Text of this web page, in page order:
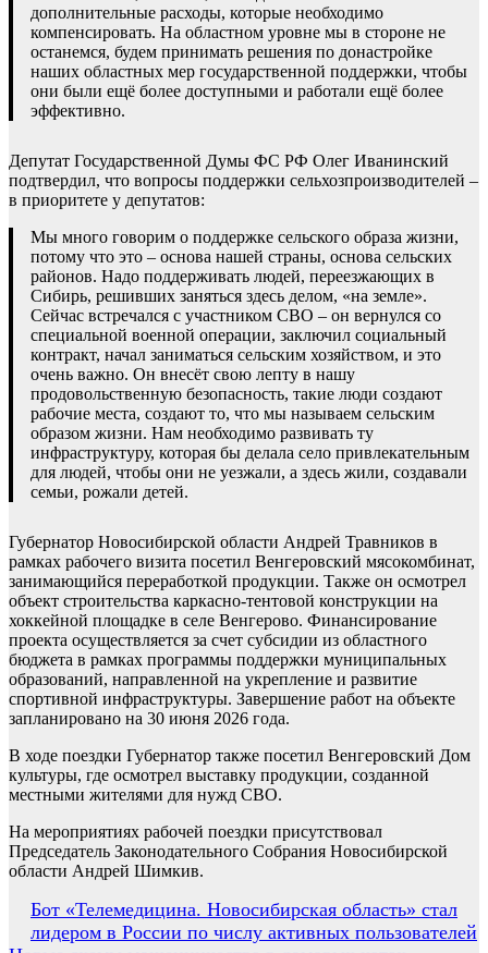
дополнительные расходы, которые необходимо
компенсировать. На областном уровне мы в стороне не
останемся, будем принимать решения по донастройке
наших областных мер государственной поддержки, чтобы
они были ещё более доступными и работали ещё более
эффективно.
Депутат Государственной Думы ФС РФ Олег Иванинский
подтвердил, что вопросы поддержки сельхозпроизводителей –
в приоритете у депутатов:
Мы много говорим о поддержке сельского образа жизни,
потому что это – основа нашей страны, основа сельских
районов. Надо поддерживать людей, переезжающих в
Сибирь, решивших заняться здесь делом, «на земле».
Сейчас встречался с участником СВО – он вернулся со
специальной военной операции, заключил социальный
контракт, начал заниматься сельским хозяйством, и это
очень важно. Он внесёт свою лепту в нашу
продовольственную безопасность, такие люди создают
рабочие места, создают то, что мы называем сельским
образом жизни. Нам необходимо развивать ту
инфраструктуру, которая бы делала село привлекательным
для людей, чтобы они не уезжали, а здесь жили, создавали
семьи, рожали детей.
Губернатор Новосибирской области Андрей Травников в
рамках рабочего визита посетил Венгеровский мясокомбинат,
занимающийся переработкой продукции. Также он осмотрел
объект строительства каркасно-тентовой конструкции на
хоккейной площадке в селе Венгерово. Финансирование
проекта осуществляется за счет субсидии из областного
бюджета в рамках программы поддержки муниципальных
образований, направленной на укрепление и развитие
спортивной инфраструктуры. Завершение работ на объекте
запланировано на 30 июня 2026 года.
В ходе поездки Губернатор также посетил Венгеровский Дом
культуры, где осмотрел выставку продукции, созданной
местными жителями для нужд СВО.
На мероприятиях рабочей поездки присутствовал
Председатель Законодательного Собрания Новосибирской
области Андрей Шимкив.
Навигация
по
Бот «Телемедицина. Новосибирская область» стал
лидером в России по числу активных пользователей